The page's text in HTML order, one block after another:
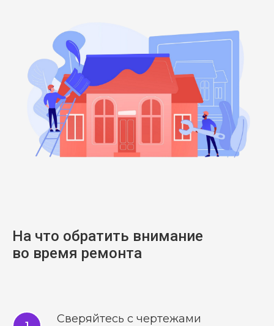
На что обратить внимание
во время ремонта
Сверяйтесь с чертежами